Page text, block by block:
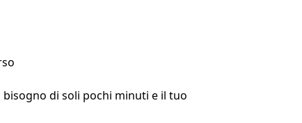
di soli pochi minuti e il tuo